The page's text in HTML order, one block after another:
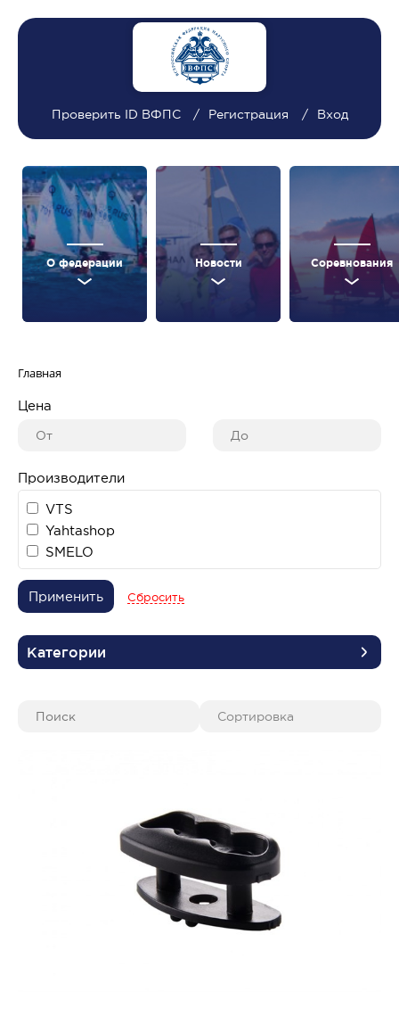
Проверить ID ВФПС Регистрация Вход
О федерации Новости Соревнования
Главная
Цена
Производители
VTS
Yahtashop
SMELO
Применить Сбросить
Категории